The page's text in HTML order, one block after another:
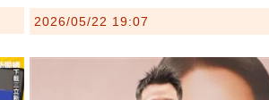
2026/05/22 19:07